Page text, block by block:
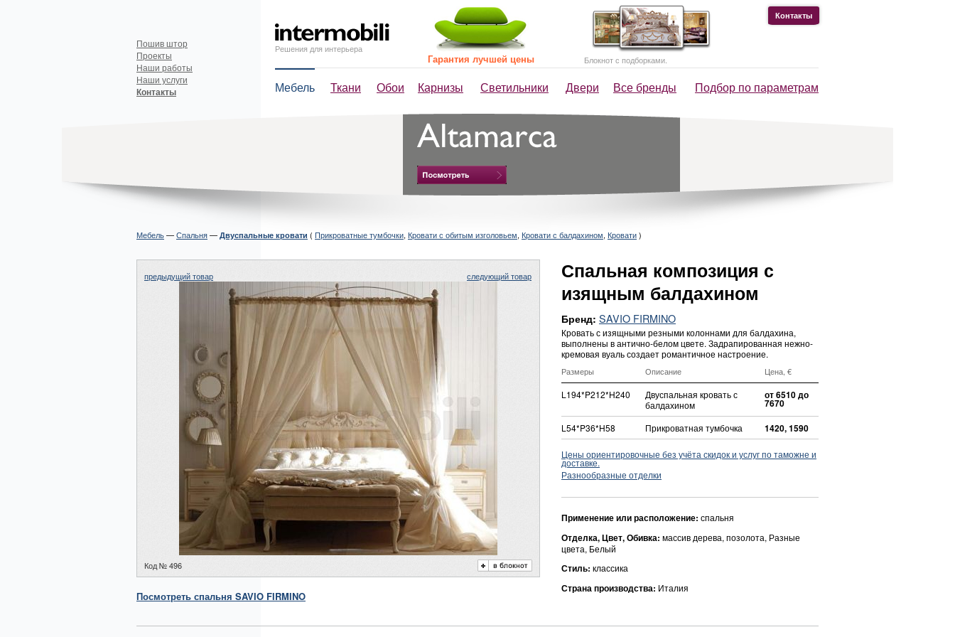
Решения для интерьера
Мебель Ткани Обои Карнизы Светильники Двери Все бренды Подбор по параметрам
Пошив штор
Проекты
Наши работы
Наши услуги
Контакты
Контакты
Гарантия лучшей цены Блокнот с подборками.
Мебель—Спальня— Двуспальные кровати ( Прикроватные тумбочки, Кровати с обитым изголовьем, Кровати с балдахином, Кровати)
предыдущий товар следующий товар
Код № 496
Посмотреть спальня SAVIO FIRMINO
Спальная композиция с
изящным балдахином
Бренд: SAVIO FIRMINO
Кровать с изящными резными колоннами для балдахина,
выполнены в антично-белом цвете. Задрапированная нежно-
кремовая вуаль создает романтичное настроение.
Размеры Описание Цена, €
L194*P212*H240
Двуспальная кровать с
балдахином
от 6510 до
7670
L54*P36*H58 Прикроватная тумбочка 1420, 1590
Цены ориентировочные без учёта скидок и услуг по таможне и
доставке.
Разнообразные отделки
Применение или расположение: спальня
Отделка, Цвет, Обивка: массив дерева, позолота, Разные
цвета, Белый
Стиль: классика
Страна производства: Италия